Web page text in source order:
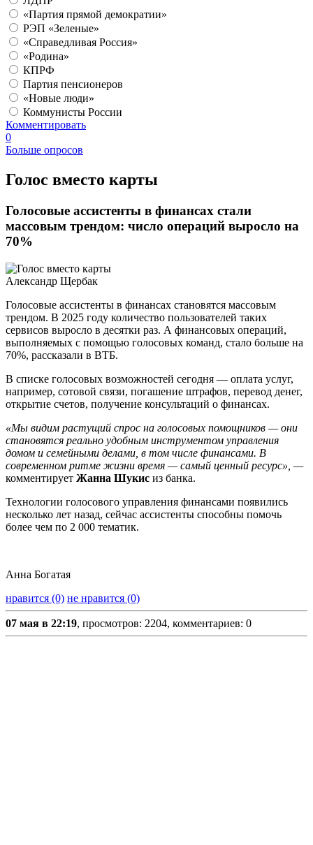
«Партия прямой демократии»
РЭП «Зеленые»
«Справедливая Россия»
«Родина»
КПРФ
Партия пенсионеров
«Новые люди»
Коммунисты России
Комментировать
0
Больше опросов
​Голос вместо карты
Голосовые ассистенты в финансах стали
массовым трендом: число операций выросло на
70%
Александр Щербак
Голосовые ассистенты в финансах становятся массовым
трендом. В 2025 году количество пользователей таких
сервисов выросло в десятки раз. А финансовых операций,
выполняемых с помощью голосовых команд, стало больше на
70%, рассказали в ВТБ.
В списке голосовых возможностей сегодня — оплата услуг,
например, сотовой связи, погашение штрафов, перевод денег,
открытие счетов, получение консультаций о финансах.
«Мы видим растущий спрос на голосовых помощников — они
становятся реально удобным инструментом управления
домом и семейными делами, в том числе финансами. В
современном ритме жизни время — самый ценный ресурс», —
комментирует Жанна Шукис из банка.
Технологии голосового управления финансами появились
несколько лет назад, сейчас ассистенты способны помочь
более чем по 2 000 тематик.
Анна Богатая
нравится (0) не нравится (0)
07 мая в 22:19, просмотров: 2204, комментариев: 0